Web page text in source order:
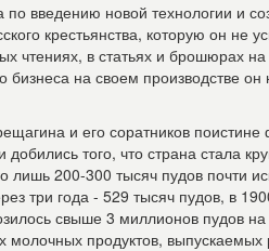
по введению новой технологии и
крестьянства, которую он не
чтениях, в статьях и брошюрах
бизнеса на своем производстве
и его соратников
добились того, что страна стала
лишь 200-300 тысяч пудов почти
три года - 529 тысяч пудов, в
свыше 3 миллионов пудов
молочных продуктов,